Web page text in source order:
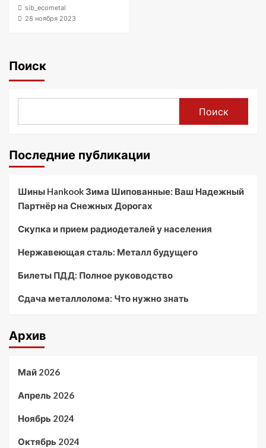
sib_ecometal
28 ноября 2023
Поиск
Поиск
Последние публикации
Шины Hankook Зима Шипованные: Ваш Надежный
Партнёр на Снежных Дорогах
Скупка и прием радиодеталей у населения
Нержавеющая сталь: Металл будущего
Билеты ПДД: Полное руководство
Сдача металлолома: Что нужно знать
Архив
Май 2026
Апрель 2026
Ноябрь 2024
Октябрь 2024